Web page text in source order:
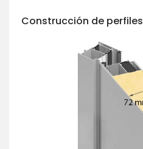
Construcción de perfiles